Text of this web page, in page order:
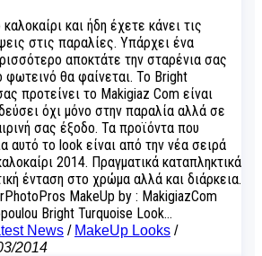
και ήδη έχετε κάνει τις
στις παραλίες. Υπάρχει ένα
αποκτάτε την σταρένια σας
φωτεινό θα φαίνεται. Το Bright
προτείνει το Makigiaz Com είναι
όχι μόνο στην παραλία αλλά σε
σας έξοδο. Τα προϊόντα που
αυτό το look είναι από την νέα σειρά
2014. Πραγματικά καταπληκτικά
ένταση στο χρώμα αλλά και διάρκεια.
MakeUp by : MakigiazCom
Bright Turquoise Look…
News / MakeUp Looks /
2014